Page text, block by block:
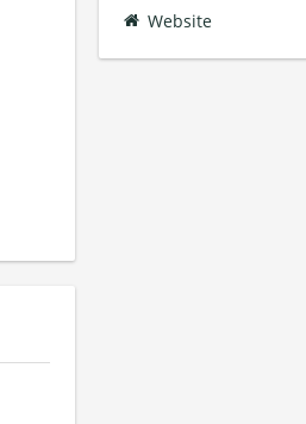
Website